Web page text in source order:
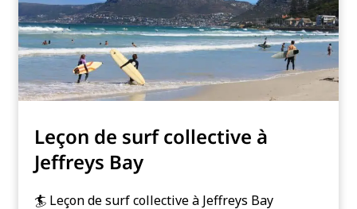
Leçon de surf collective à
Jeffreys Bay
🏄 Leçon de surf collective à Jeffreys Bay